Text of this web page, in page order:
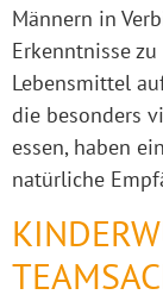
Männern in
Erkenntnisse
Lebensmittel
die besonders
essen, haben
natürliche